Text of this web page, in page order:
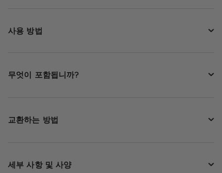
사용 방법
무엇이 포함됩니까?
교환하는 방법
세부 사항 및 사양